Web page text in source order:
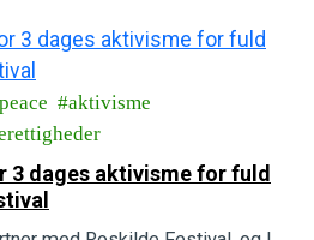
aktivisme
3 dages aktivisme for fuld